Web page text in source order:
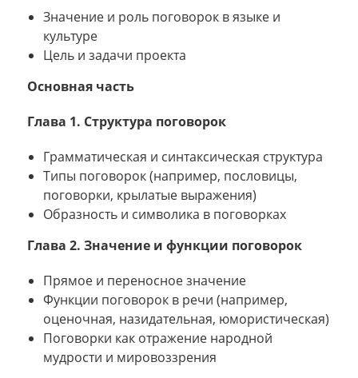
Значение и роль поговорок в языке и
культуре
Цель и задачи проекта
Основная часть
Глава 1. Структура поговорок
Грамматическая и синтаксическая структура
Типы поговорок (например, пословицы,
поговорки, крылатые выражения)
Образность и символика в поговорках
Глава 2. Значение и функции поговорок
Прямое и переносное значение
Функции поговорок в речи (например,
оценочная, назидательная, юмористическая)
Поговорки как отражение народной
мудрости и мировоззрения